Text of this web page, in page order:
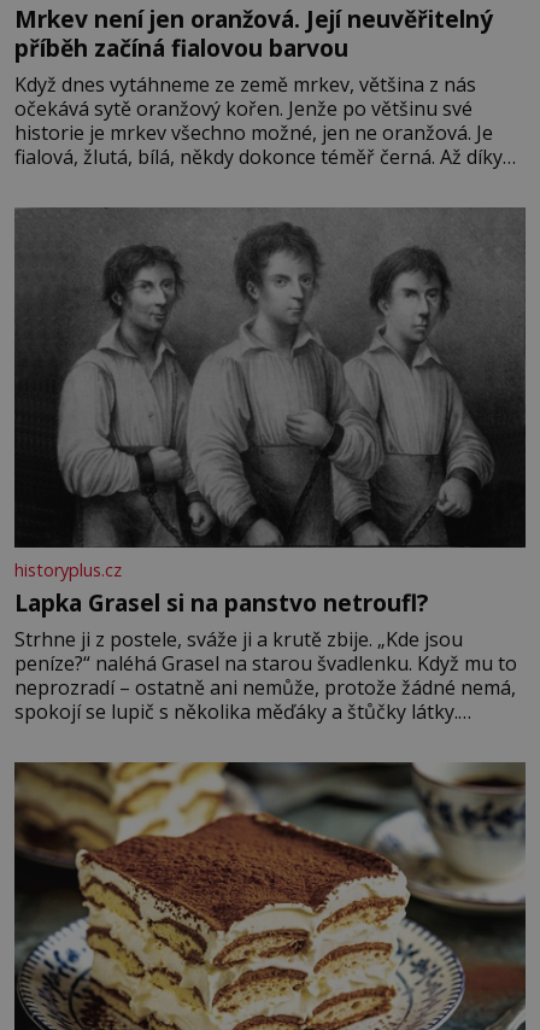
Mrkev není jen oranžová. Její neuvěřitelný
příběh začíná fialovou barvou
Když dnes vytáhneme ze země mrkev, většina z nás
očekává sytě oranžový kořen. Jenže po většinu své
historie je mrkev všechno možné, jen ne oranžová. Je
fialová, žlutá, bílá, někdy dokonce téměř černá. Až díky
bez které si českou zahradu ani nedokážeme představit.
historyplus.cz
Lapka Grasel si na panstvo netroufl?
Strhne ji z postele, sváže ji a krutě zbije. „Kde jsou
peníze?“ naléhá Grasel na starou švadlenku. Když mu to
neprozradí – ostatně ani nemůže, protože žádné nemá,
spokojí se lupič s několika měďáky a štůčky látky.
krutý. Jeho činy budí hrůzu ještě dlouho po jeho smrti